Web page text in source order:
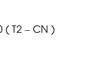
T2 – CN )